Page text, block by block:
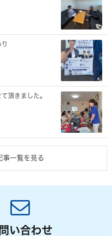
頂きました。
事一覧を見る
い合わせ